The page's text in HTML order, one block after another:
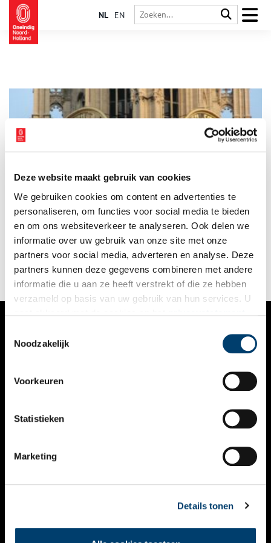
Deze website maakt gebruik van cookies
We gebruiken cookies om content en advertenties te
personaliseren, om functies voor social media te bieden
en om ons websiteverkeer te analyseren. Ook delen we
informatie over uw gebruik van onze site met onze
partners voor social media, adverteren en analyse. Deze
partners kunnen deze gegevens combineren met andere
informatie die u aan ze heeft verstrekt of die ze hebben
verzameld op basis van uw gebruik van hun services. U
Noodzakelijk
Voorkeuren
Statistieken
Marketing
Details tonen
NL EN
middeleeuwse kerkgangers
De kathedraal, een oase van rust en bezinning? Voor wie er
vandaag de dag een kaarsje brandt misschien wel. Maar een
kerkganger van 500 jaar geleden trof vaak een veel
levendigere situatie aan. Van zwerfhonden tot spelende
kinderen, en soms wel 100 missen op een dag! Kunsthistoricus
Wendy Wauters toog onlangs naar het Noord-Hollands Archief
om in geuren en kleuren te vertellen over het dagelijks leven
in de kathedraal van Antwerpen.
VERHALEN
KALENDER
THEMA’S
VIDEO’S
CONTACT